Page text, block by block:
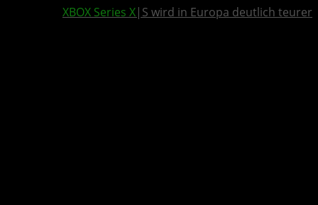
XBOX Series X|S wird in Europa deutlich teurer